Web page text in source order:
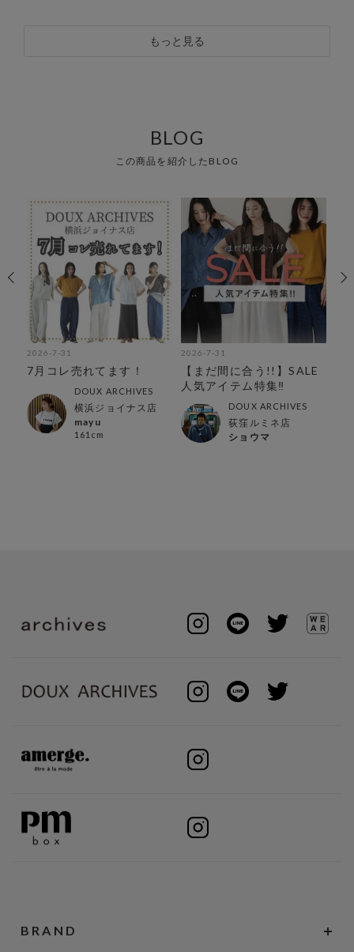
もっと見る
BLOG
この商品を紹介したBLOG
2026-7-31
7月コレ売れてます！
DOUX ARCHIVES
横浜ジョイナス店
mayu
161cm
2026-7-31
【まだ間に合う!!】SALE
人気アイテム特集‼︎
DOUX ARCHIVES
荻窪ルミネ店
ショウマ
BRAND